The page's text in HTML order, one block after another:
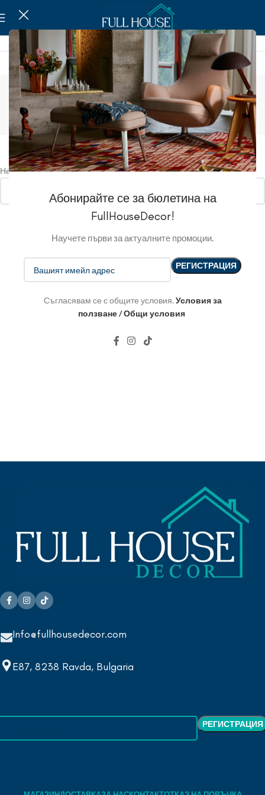
Абонирайте се за бюлетина на
FullHouseDecor!
Научете първи за актуалните промоции.
Съгласявам се с общите условия. Условия за
ползване / Общи условия
Елхи
Show sidebar
Не бяха намерени продукти, отговарящи на критериите Ви.
Info@fullhousedecor.com
E87, 8238 Ravda, Bulgaria